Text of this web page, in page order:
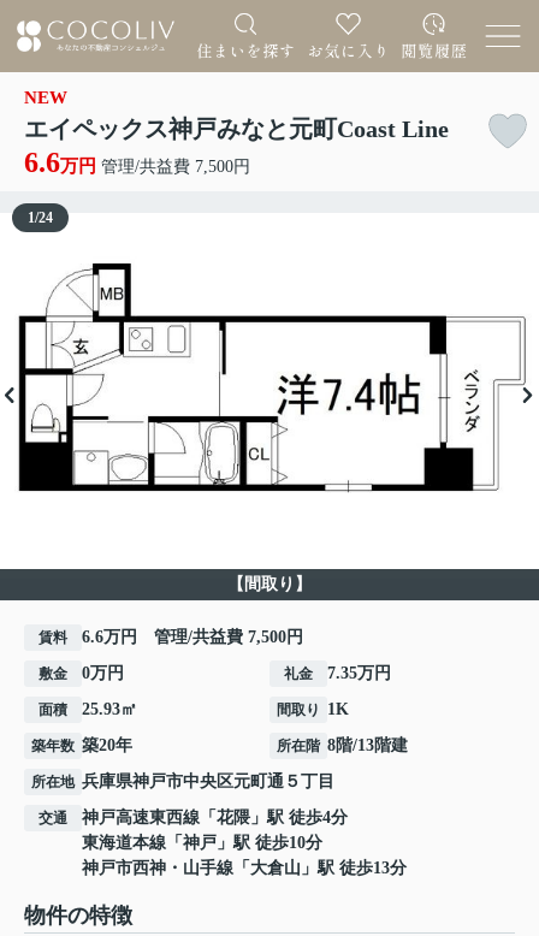
NEW
エイペックス神戸みなと元町Coast Line
6.6万円 管理/共益費 7,500円
【間取り】
1/24
賃料 6.6万円 管理/共益費 7,500円
敷金 0万円 礼金 7.35万円
面積 25.93㎡ 間取り 1K
築年数 築20年 所在階 8階/13階建
所在地 兵庫県神戸市中央区元町通 ５丁目
交通 神戸高速東西線 「 花隈 」駅 徒歩4分
東海道本線 「 神戸 」駅 徒歩10分
神戸市西神・山手線 「 大倉山 」駅 徒歩13分
物件の特徴